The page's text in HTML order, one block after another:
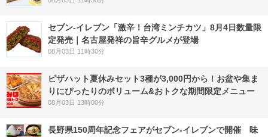
セブン-イレブン「激辛！台湾ミンチカツ」8月4日数量限
定発売｜名古屋発祥の旨辛グルメが登場
08月03日 11時30分
ピザハット夏休みセット3種が3,000円から！お盆や集ま
りにぴったりのボリューム&おトクな期間限定メニュー
08月03日 13時00分
長野県150周年記念フェアがセブン-イレブンで開催 味